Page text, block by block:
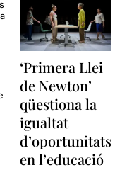
‘Primera Llei
de Newton’
qüestiona la
igualtat
d’oportunitats
en l’educació